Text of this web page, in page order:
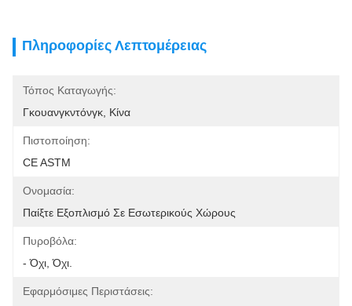
Πληροφορίες Λεπτομέρειας
Τόπος Καταγωγής:
Γκουανγκντόνγκ, Κίνα
Πιστοποίηση:
CE ASTM
Ονομασία:
Παίξτε Εξοπλισμό Σε Εσωτερικούς Χώρους
Πυροβόλα:
- Όχι, Όχι.
Εφαρμόσιμες Περιστάσεις: